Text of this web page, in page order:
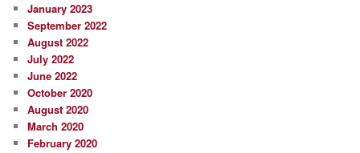
January 2023
September 2022
August 2022
July 2022
June 2022
October 2020
August 2020
March 2020
February 2020